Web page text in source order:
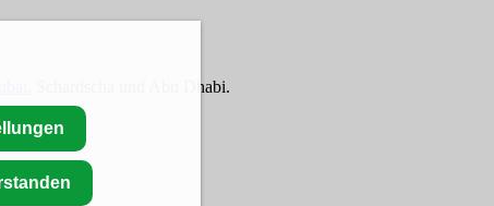
, Schardscha und Abu Dhabi.